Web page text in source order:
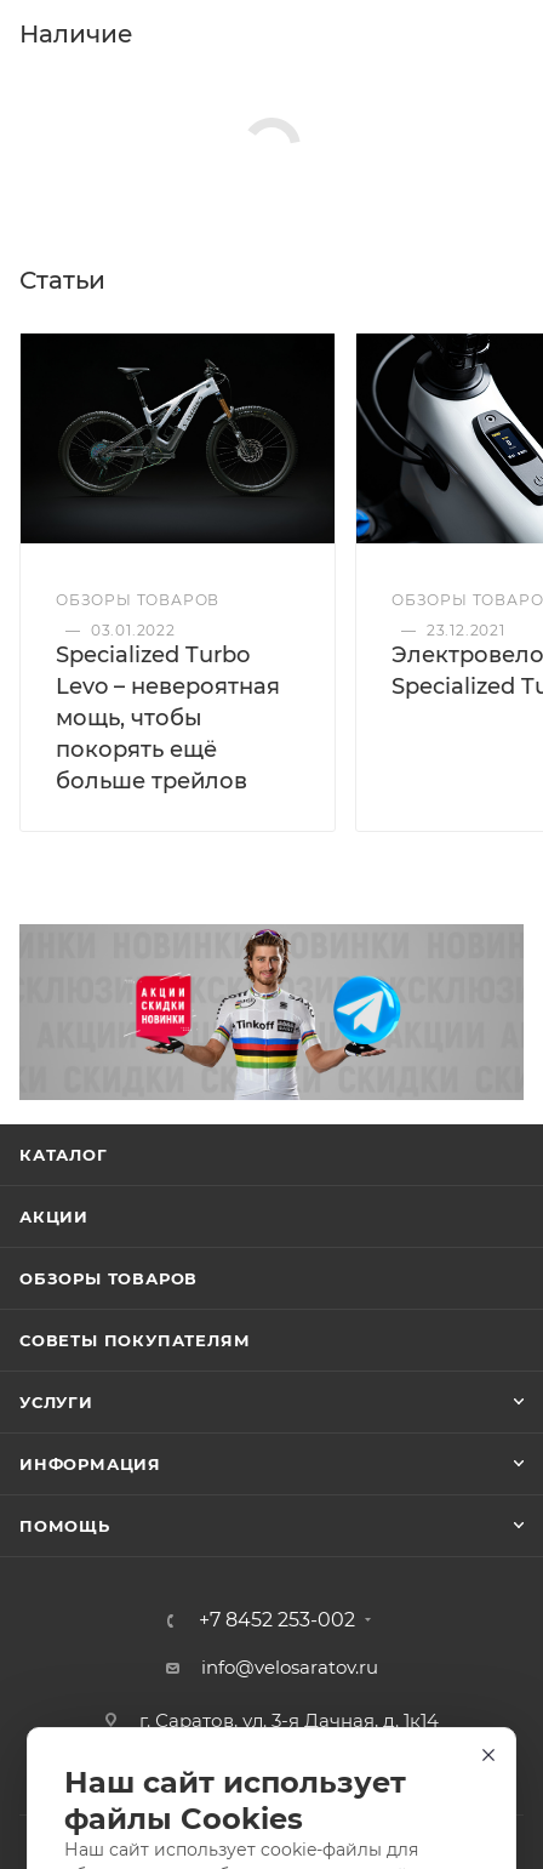
Нажмите кнопку «Оформить заказ».
Наличие
Статьи
ОБЗОРЫ ТОВАРОВ
— 03.01.2022
Specialized Turbo
Levo – невероятная
мощь, чтобы
покорять ещё
больше трейлов
ОБЗОРЫ
— 23.12.2021
Specialized
КАТАЛОГ
АКЦИИ
ОБЗОРЫ ТОВАРОВ
СОВЕТЫ ПОКУПАТЕЛЯМ
УСЛУГИ
ИНФОРМАЦИЯ
ПОМОЩЬ
+7 8452 253-002
info@velosaratov.ru
г. Саратов, ул. 3-я Дачная, д. 1к14
Наш сайт использует
файлы Cookies
Наш сайт использует cookie-файлы для